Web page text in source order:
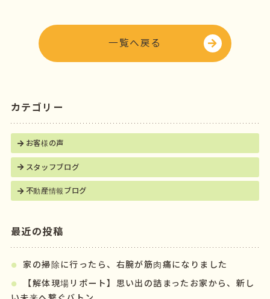
o
k
r
一覧へ戻る
カテゴリー
お客様の声
スタッフブログ
不動産情報ブログ
最近の投稿
家の掃除に行ったら、右腕が筋肉痛になりました
【解体現場リポート】思い出の詰まったお家から、新し